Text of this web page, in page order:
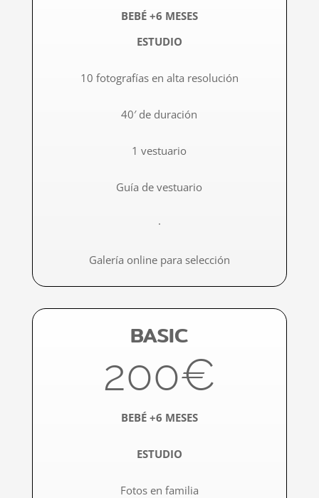
BEBÉ +6 MESES
ESTUDIO
10 fotografías en alta resolución​
40′ de duración
1 vestuario
Guía de vestuario
·
Galería online para selección
BASIC
200€
BEBÉ +6 MESES
ESTUDIO
Fotos en familia